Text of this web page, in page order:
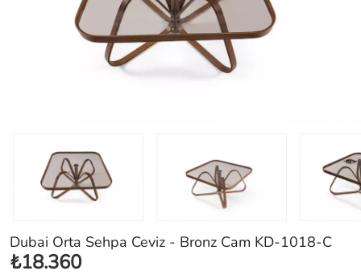
Dubai Orta Sehpa Ceviz - Bronz Cam KD-1018-C
₺18.360